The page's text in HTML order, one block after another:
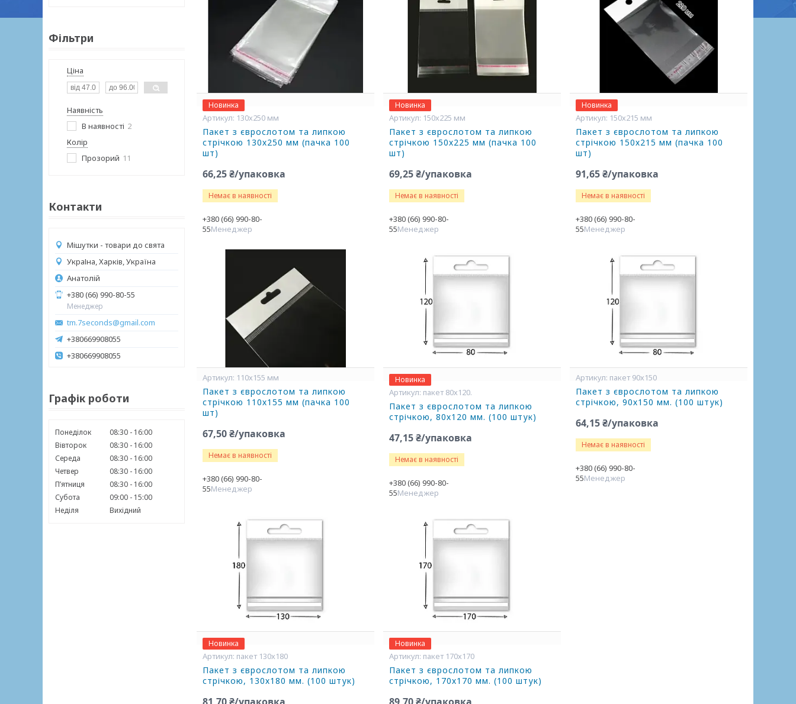
Фільтри
Ціна
Наявність
В наявності 2
Колір
Прозорий 11
Контакти
Мішутки - товари до свята
УкраІна, Харків, Україна
Анатолій
+380 (66) 990-80-55
Менеджер
tm.7seconds@gmail.com
+380669908055
+380669908055
Графік роботи
Понеділок 08:30
16:00
Вівторок
08:30
16:00
Середа
08:30
16:00
Четвер
08:30
16:00
Пʼятниця
08:30
16:00
Субота
09:00
15:00
Неділя
Вихідний
Новинка
130х250 мм
Пакет з єврослотом та липкою
стрічкою 130х250 мм (пачка 100
шт)
66,25 ₴/упаковка
Немає в наявності
+380 (66) 990-80-
55Менеджер
Новинка
150х225 мм
Пакет з єврослотом та липкою
стрічкою 150х225 мм (пачка 100
шт)
69,25 ₴/упаковка
Немає в наявності
+380 (66) 990-80-
55Менеджер
Новинка
150х215 мм
Пакет з єврослотом та липкою
стрічкою 150х215 мм (пачка 100
шт)
91,65 ₴/упаковка
Немає в наявності
+380 (66) 990-80-
55Менеджер
110х155 мм
Пакет з єврослотом та липкою
стрічкою 110х155 мм (пачка 100
шт)
67,50 ₴/упаковка
Немає в наявності
+380 (66) 990-80-
55Менеджер
Новинка
пакет 80х120.
Пакет з єврослотом та липкою
стрічкою, 80х120 мм. (100 штук)
47,15 ₴/упаковка
Немає в наявності
+380 (66) 990-80-
55Менеджер
пакет 90х150
Пакет з єврослотом та липкою
стрічкою, 90х150 мм. (100 штук)
64,15 ₴/упаковка
Немає в наявності
+380 (66) 990-80-
55Менеджер
Новинка
пакет 130х180
Пакет з єврослотом та липкою
стрічкою, 130х180 мм. (100 штук)
Новинка
пакет 170х170
Пакет з єврослотом та липкою
стрічкою, 170х170 мм. (100 штук)